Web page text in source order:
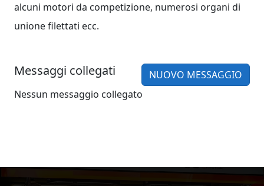
alcuni motori da competizione, numerosi organi di
unione filettati ecc.
Messaggi collegati
NUOVO MESSAGGIO
Nessun messaggio collegato